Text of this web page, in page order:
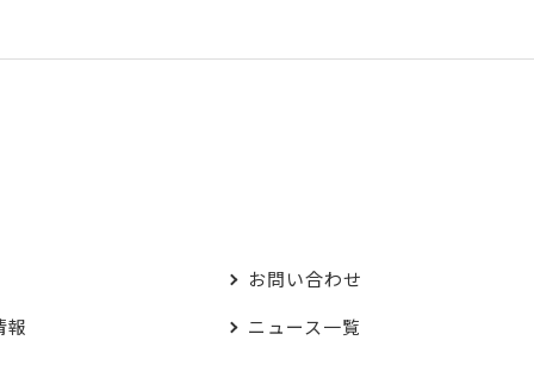
報
お問い合わせ
ニュース一覧